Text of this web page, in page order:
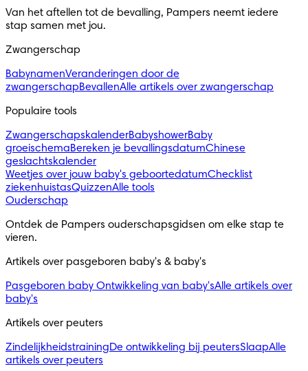
Van het aftellen tot de bevalling, Pampers neemt iedere
stap samen met jou.
Zwangerschap
BabynamenVeranderingen door de
zwangerschapBevallenAlle artikels over zwangerschap
Populaire tools
ZwangerschapskalenderBabyshowerBaby
groeischemaBereken je bevallingsdatumChinese
geslachtskalender
Weetjes over jouw baby's geboortedatumChecklist
ziekenhuistasQuizzenAlle tools
Ouderschap
Ontdek de Pampers ouderschapsgidsen om elke stap te
vieren.
Artikels over pasgeboren baby's & baby's
Pasgeboren baby Ontwikkeling van baby'sAlle artikels over
baby's
Artikels over peuters
ZindelijkheidstrainingDe ontwikkeling bij peutersSlaapAlle
artikels over peuters